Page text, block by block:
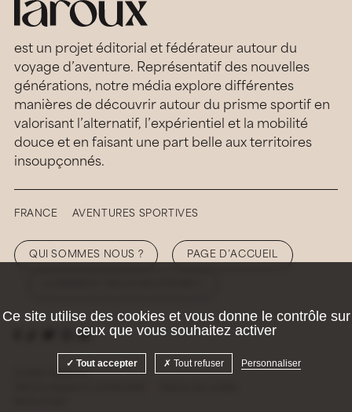
est un projet éditorial et fédérateur autour du
voyage d’aventure. Représentatif des nouvelles
générations, notre média explore différentes
manières de découvrir autour du prisme sportif en
valorisant l’alternatif, l’expérientiel et la mobilité
douce et en faisant une part belle aux territoires
insoupçonnés.
FRANCE AVENTURES SPORTIVES
QUI SOMMES NOUS ? PAGE D’ACCUEIL
© 2026 Hellolaroux
Ce site utilise des cookies et vous donne le contrôle sur
ceux que vous souhaitez activer
Tout accepter Tout refuser Personnaliser